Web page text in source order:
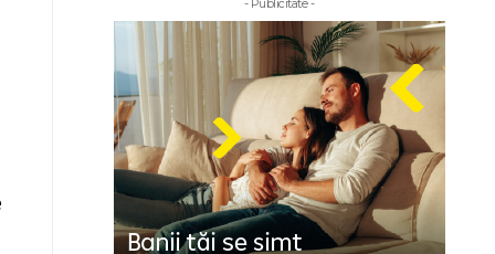
- Publicitate -